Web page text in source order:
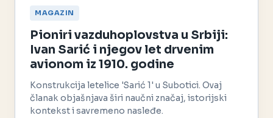
MAGAZIN
Pioniri vazduhoplovstva u Srbiji:
Ivan Sarić i njegov let drvenim
avionom iz 1910. godine
Konstrukcija letelice 'Sarić 1' u Subotici. Ovaj
članak objašnjava širi naučni značaj, istorijski
kontekst i savremeno nasleđe.